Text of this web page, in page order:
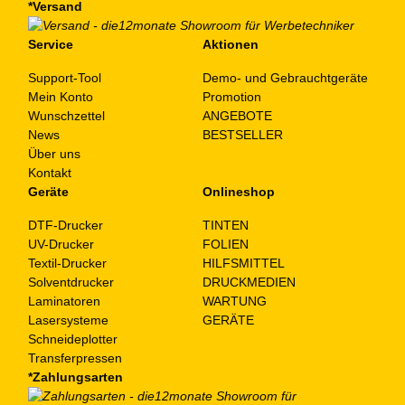
*Versand
Service
Support-Tool
Mein Konto
Wunschzettel
News
Über uns
Kontakt
Aktionen
Demo- und Gebrauchtgeräte
Promotion
ANGEBOTE
BESTSELLER
Geräte
DTF-Drucker
UV-Drucker
Textil-Drucker
Solventdrucker
Laminatoren
Lasersysteme
Schneideplotter
Transferpressen
Onlineshop
TINTEN
FOLIEN
HILFSMITTEL
DRUCKMEDIEN
WARTUNG
GERÄTE
*Zahlungsarten